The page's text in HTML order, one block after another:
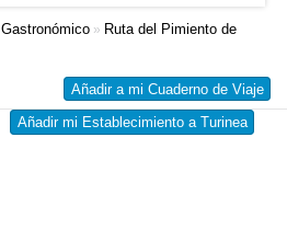
» Ruta del Pimiento de
Añadir a mi Cuaderno de Viaje
Añadir mi Establecimiento a Turinea